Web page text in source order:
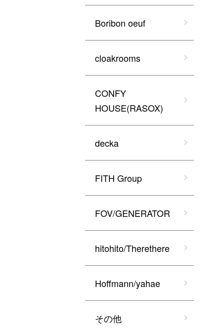
Boribon oeuf
cloakrooms
CONFY
HOUSE(RASOX)
decka
FITH Group
FOV/GENERATOR
hitohito/Therethere
Hoffmann/yahae
その他